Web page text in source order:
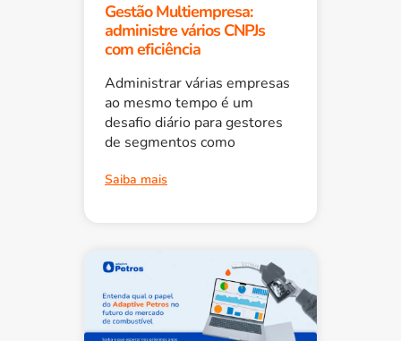
Gestão Multiempresa:
administre vários CNPJs
com eficiência
Administrar várias empresas
ao mesmo tempo é um
desafio diário para gestores
de segmentos como
Saiba mais